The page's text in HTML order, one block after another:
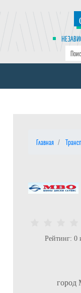
Главная
Рейтинг: 0
город